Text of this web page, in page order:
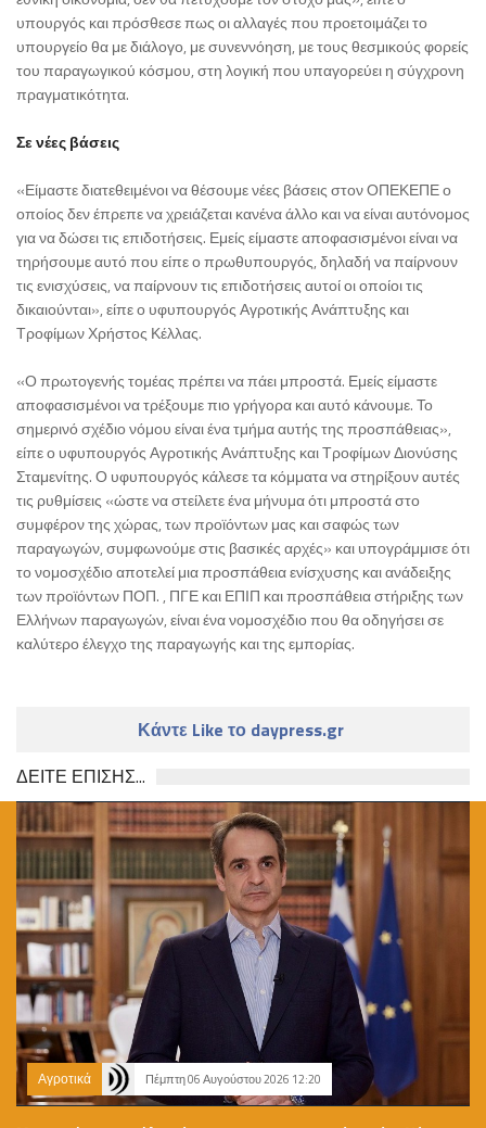
υπουργός και πρόσθεσε πως οι αλλαγές που προετοιμάζει το
υπουργείο θα με διάλογο, με συνεννόηση, με τους θεσμικούς φορείς
του παραγωγικού κόσμου, στη λογική που υπαγορεύει η σύγχρονη
πραγματικότητα.
Σε νέες βάσεις
«Είμαστε διατεθειμένοι να θέσουμε νέες βάσεις στον ΟΠΕΚΕΠΕ ο
οποίος δεν έπρεπε να χρειάζεται κανένα άλλο και να είναι αυτόνομος
για να δώσει τις επιδοτήσεις. Εμείς είμαστε αποφασισμένοι είναι να
τηρήσουμε αυτό που είπε ο πρωθυπουργός, δηλαδή να παίρνουν
τις ενισχύσεις, να παίρνουν τις επιδοτήσεις αυτοί οι οποίοι τις
δικαιούνται», είπε ο υφυπουργός Αγροτικής Ανάπτυξης και
Τροφίμων Χρήστος Κέλλας.
«Ο πρωτογενής τομέας πρέπει να πάει μπροστά. Εμείς είμαστε
αποφασισμένοι να τρέξουμε πιο γρήγορα και αυτό κάνουμε. Το
σημερινό σχέδιο νόμου είναι ένα τμήμα αυτής της προσπάθειας»,
είπε ο υφυπουργός Αγροτικής Ανάπτυξης και Τροφίμων Διονύσης
Σταμενίτης. Ο υφυπουργός κάλεσε τα κόμματα να στηρίξουν αυτές
τις ρυθμίσεις «ώστε να στείλετε ένα μήνυμα ότι μπροστά στο
συμφέρον της χώρας, των προϊόντων μας και σαφώς των
παραγωγών, συμφωνούμε στις βασικές αρχές» και υπογράμμισε ότι
το νομοσχέδιο αποτελεί μια προσπάθεια ενίσχυσης και ανάδειξης
των προϊόντων ΠΟΠ. , ΠΓΕ και ΕΠΙΠ και προσπάθεια στήριξης των
Ελλήνων παραγωγών, είναι ένα νομοσχέδιο που θα οδηγήσει σε
καλύτερο έλεγχο της παραγωγής και της εμπορίας.
Κάντε Like το daypress.gr
ΔΕΙΤΕ ΕΠΙΣΗΣ...
Αγροτικά Πέμπτη 06 Αυγούστου 2026 12:20